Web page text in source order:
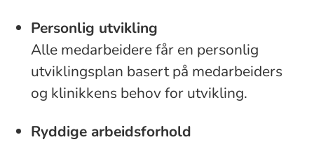
Personlig utvikling
Alle medarbeidere får en personlig
utviklingsplan basert på medarbeiders
og klinikkens behov for utvikling.
Ryddige arbeidsforhold